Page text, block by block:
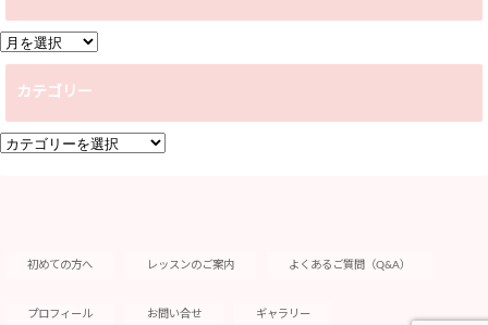
ア
イ
ブ
カテゴリー
カ
初めての方へ レッスンのご案内 よくあるご質問（Q&A）
プロフィール お問い合せ ギャラリー